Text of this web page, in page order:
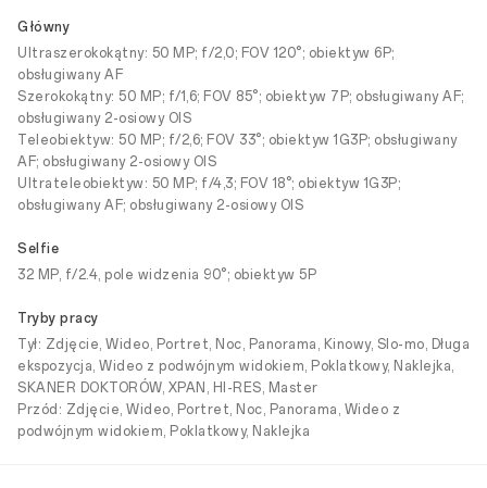
Główny
Ultraszerokokątny: 50 MP; f/2,0; FOV 120°; obiektyw 6P;
obsługiwany AF
Szerokokątny: 50 MP; f/1,6; FOV 85°; obiektyw 7P; obsługiwany AF;
obsługiwany 2-osiowy OIS
Teleobiektyw: 50 MP; f/2,6; FOV 33°; obiektyw 1G3P; obsługiwany
AF; obsługiwany 2-osiowy OIS
Ultrateleobiektyw: 50 MP; f/4,3; FOV 18°; obiektyw 1G3P;
obsługiwany AF; obsługiwany 2-osiowy OIS
Selfie
32 MP, f/2.4, pole widzenia 90°; obiektyw 5P
Tryby pracy
Tył: Zdjęcie, Wideo, Portret, Noc, Panorama, Kinowy, Slo-mo, Długa
ekspozycja, Wideo z podwójnym widokiem, Poklatkowy, Naklejka,
SKANER DOKTORÓW, XPAN, HI-RES, Master
Przód: Zdjęcie, Wideo, Portret, Noc, Panorama, Wideo z
podwójnym widokiem, Poklatkowy, Naklejka